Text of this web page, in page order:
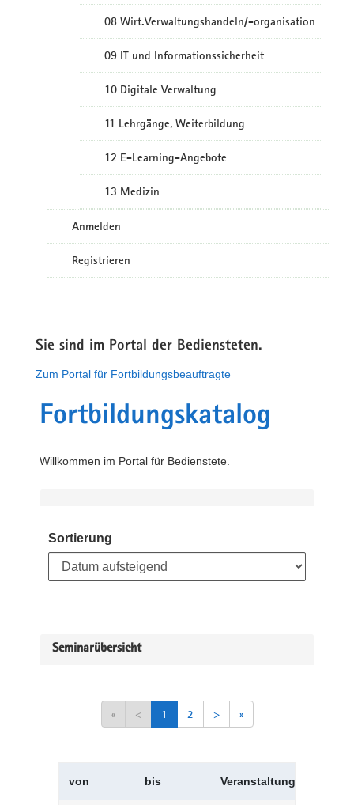
08 Wirt.Verwaltungshandeln/-organisation
09 IT und Informationssicherheit
10 Digitale Verwaltung
11 Lehrgänge, Weiterbildung
12 E-Learning-Angebote
13 Medizin
Anmelden
Registrieren
Sie sind im Portal der Bediensteten.
Zum Portal für Fortbildungsbeauftragte
Fortbildungskatalog
Willkommen im Portal für Bedienstete.
Sortierung
Seminarübersicht
« < 1 2 > »
von bis Veranstaltungskürzel